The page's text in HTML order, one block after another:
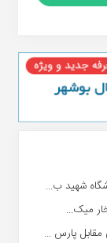
شهید ب...
میک...
پارس ...